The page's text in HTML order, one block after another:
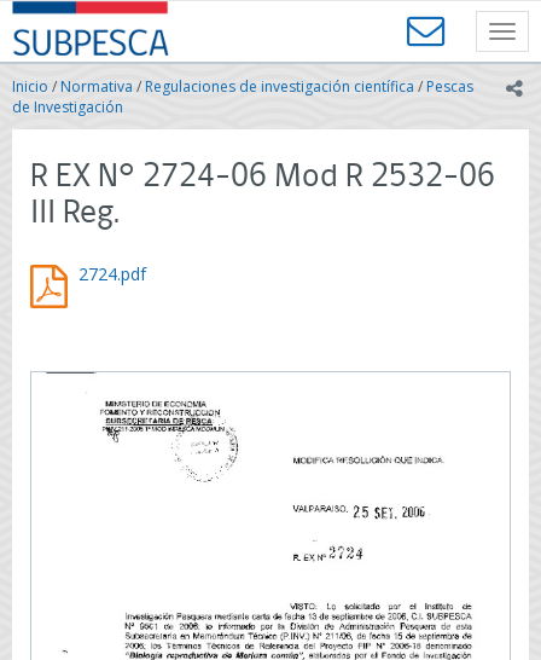
Contenido
principal
SUBPESCA
-
Subsecretaría
de
Pesca
Acuicultura
Gobierno
Chile
Inicio /Normativa / Regulaciones de investigación científica /Pescas
de Investigación
R EX N° 2724-06 Mod R 2532-06
III Reg.
2724.pdf